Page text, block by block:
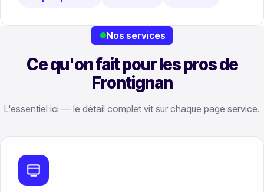
Nos services
Ce qu'on fait pour les pros de
Frontignan
L'essentiel ici — le détail complet vit sur chaque page service.